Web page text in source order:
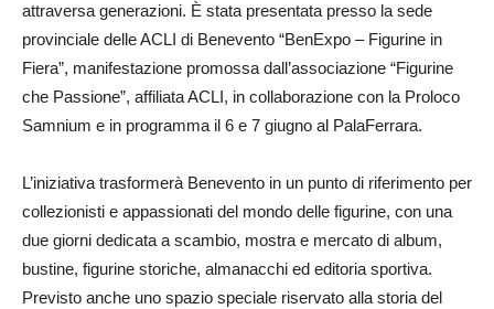
attraversa generazioni. È stata presentata presso la sede
provinciale delle ACLI di Benevento “BenExpo – Figurine in
Fiera”, manifestazione promossa dall’associazione “Figurine
che Passione”, affiliata ACLI, in collaborazione con la Proloco
Samnium e in programma il 6 e 7 giugno al PalaFerrara.
L’iniziativa trasformerà Benevento in un punto di riferimento per
collezionisti e appassionati del mondo delle figurine, con una
due giorni dedicata a scambio, mostra e mercato di album,
bustine, figurine storiche, almanacchi ed editoria sportiva.
Previsto anche uno spazio speciale riservato alla storia del